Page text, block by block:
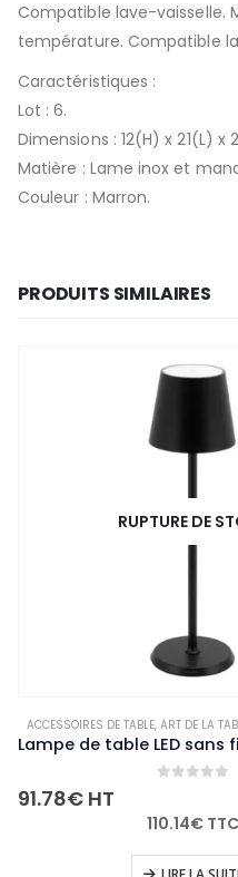
Compatible lave-vaisselle.
température. Compatible
Caractéristiques :
Lot : 6.
Dimensions : 12(H) x 21(L) x
Matière : Lame inox et
Couleur : Marron.
PRODUITS SIMILAIRES
NON-PALETTISABLE
RUPTURE DE
ACCESSOIRES DE TABLE,ART DE LA TABLE,
91.78€HT
110.14€TTC